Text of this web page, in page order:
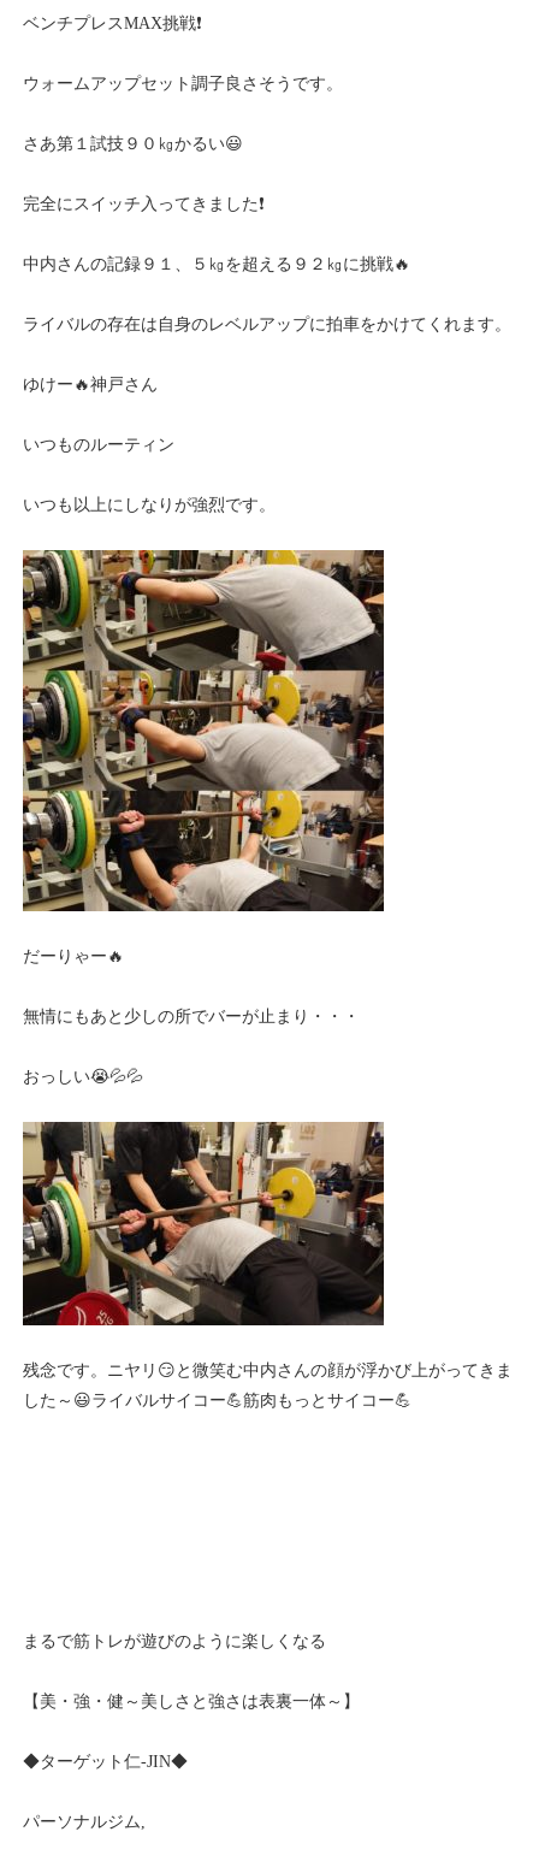
ベンチプレスMAX挑戦❗
ウォームアップセット調子良さそうです。
さあ第１試技９０㎏かるい😃
完全にスイッチ入ってきました❗
中内さんの記録９１、５㎏を超える９２㎏に挑戦🔥
ライバルの存在は自身のレベルアップに拍車をかけてくれます。
ゆけー🔥神戸さん
いつものルーティン
いつも以上にしなりが強烈です。
だーりゃー🔥
無情にもあと少しの所でバーが止まり・・・
おっしい😭💦💦
残念です。ニヤリ😏と微笑む中内さんの顔が浮かび上がってきま
した～😃ライバルサイコー💪筋肉もっとサイコー💪
まるで筋トレが遊びのように楽しくなる
【美・強・健～美しさと強さは表裏一体～】
◆ターゲット仁-JIN◆
パーソナルジム,